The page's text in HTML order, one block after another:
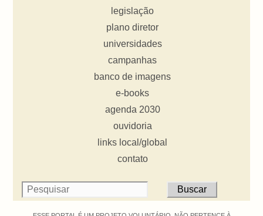
legislação
plano diretor
universidades
campanhas
banco de imagens
e-books
agenda 2030
ouvidoria
links local/global
contato